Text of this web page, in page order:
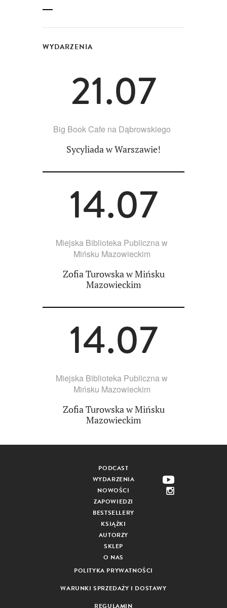
WYDARZENIA
21.07
Big Book Cafe na Dąbrowskiego
Sycyliada w Warszawie!
14.07
Miejska Biblioteka Publiczna w
Mińsku Mazowieckim
Zofia Turowska w Mińsku
Mazowieckim
14.07
Miejska Biblioteka Publiczna w
Mińsku Mazowieckim
Zofia Turowska w Mińsku
Mazowieckim
PODCAST
WYDARZENIA
NOWOŚCI
ZAPOWIEDZI
BESTSELLERY
KSIĄŻKI
AUTORZY
SKLEP
O NAS
POLITYKA PRYWATNOŚCI
WARUNKI SPRZEDAŻY I DOSTAWY
REGULAMIN